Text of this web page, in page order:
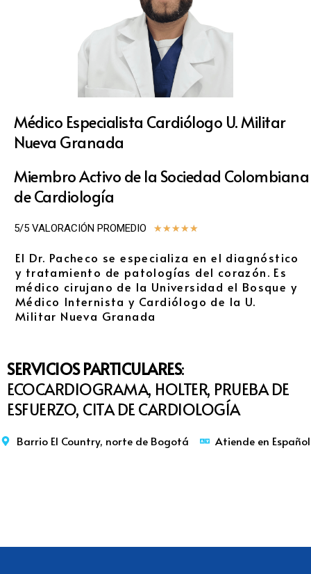
Médico Especialista Cardiólogo U. Militar
Nueva Granada
Miembro Activo de la Sociedad Colombiana
de Cardiología
5/5 VALORACIÓN PROMEDIO ★★★★★
El Dr. Pacheco se especializa en el diagnóstico
y tratamiento de patologías del corazón. Es
médico cirujano de la Universidad el Bosque y
Médico Internista y Cardiólogo de la U.
Militar Nueva Granada
SERVICIOS PARTICULARES:
ECOCARDIOGRAMA, HOLTER, PRUEBA DE
ESFUERZO, CITA DE CARDIOLOGÍA
Barrio El Country, norte de Bogotá Atiende en Español